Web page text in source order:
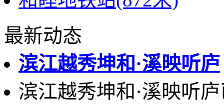
最新动态
滨江越秀坤和·溪映听庐
滨江越秀坤和·溪映听